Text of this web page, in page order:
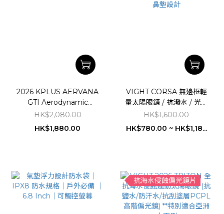
2026 KPLUS AERVANA
GTI Aerodynamic
Cycling Helmet
HK$2,080.00
HK$1,880.00
VIGHT CORSA 無邊框輕
量太陽眼鏡 / 抗潑水 / 光感
變色 / AF 亞洲臉型設計 /
RIDGE 高對比鏡片 / 可更
換鼻墊設計
HK$1,600.00
HK$780.00 ~ HK$1,18...
抗海水侵蝕偏光鏡片